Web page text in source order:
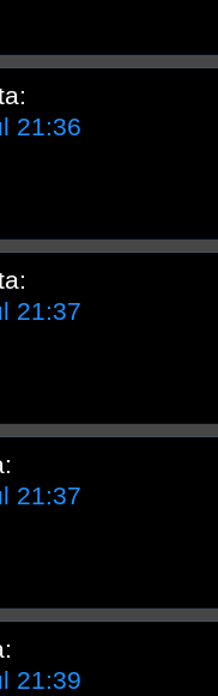
21:36
21:37
21:37
21:39